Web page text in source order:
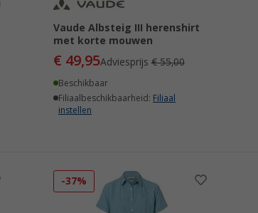
Vaude Albsteig III herenshirt
met korte mouwen
€ 49,95Adviesprijs€ 55,00
Beschikbaar
Filiaalbeschikbaarheid: Filiaal
instellen
-37%